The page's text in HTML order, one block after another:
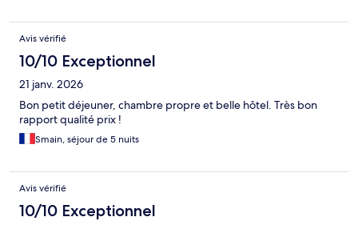
Avis vérifié
10/10 Exceptionnel
21 janv. 2026
Bon petit déjeuner, chambre propre et belle hôtel. Très bon
rapport qualité prix !
Smain, séjour de 5 nuits
Avis vérifié
10/10 Exceptionnel